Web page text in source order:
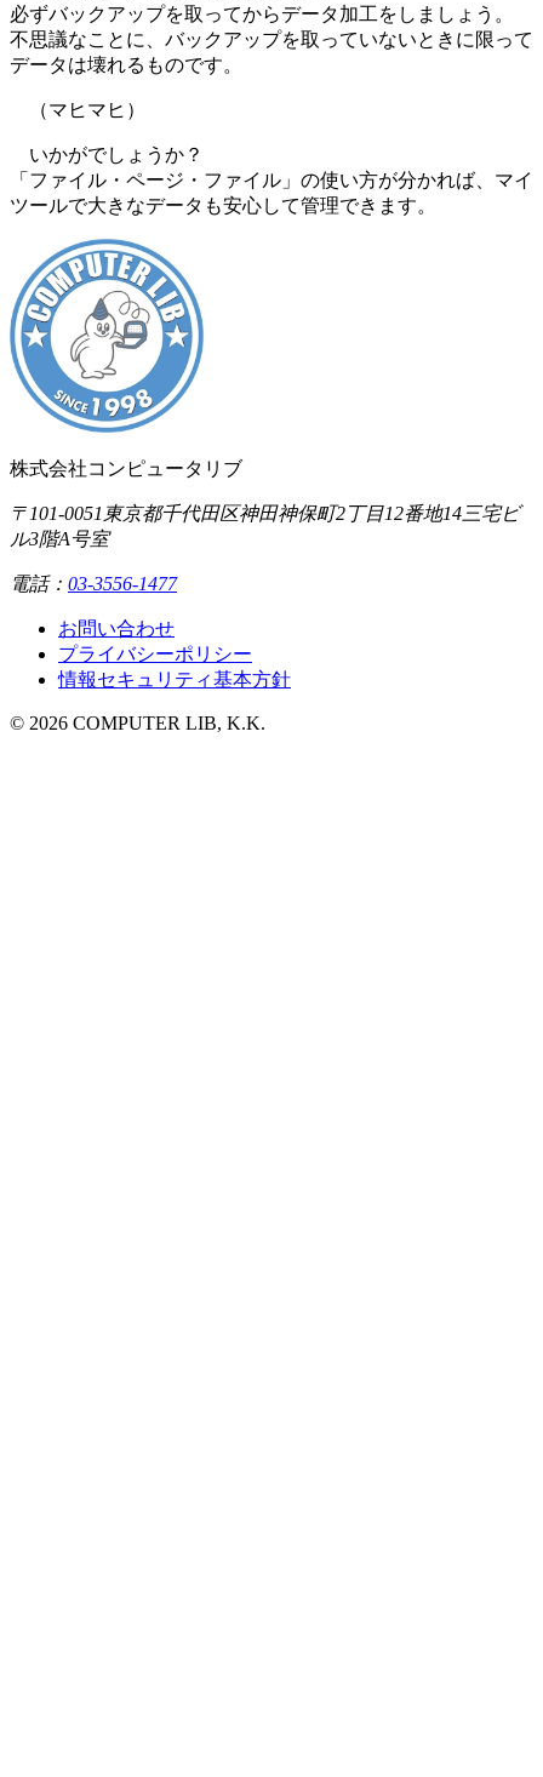
必ずバックアップを取ってからデータ加工をしましょう。
不思議なことに、バックアップを取っていないときに限って
データは壊れるものです。
（マヒマヒ）
いかがでしょうか？
「ファイル・ページ・ファイル」の使い方が分かれば、マイ
ツールで大きなデータも安心して管理できます。
株式会社コンピュータリブ
〒101-0051 東京都千代田区神田神保町2丁目12番地14 三宅ビ
ル3階A号室
電話： 03-3556-1477
お問い合わせ
プライバシーポリシー
情報セキュリティ基本方針
© 2026 COMPUTER LIB, K.K.